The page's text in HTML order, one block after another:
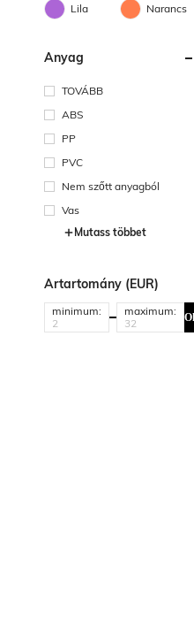
Lila Narancs
Anyag
TOVÁBB
ABS
PP
PVC
Nem szőtt anyagból
Vas
Mutass többet
Ártartomány (EUR)
minimum: maximum: